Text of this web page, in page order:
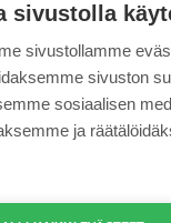
Tilaa
sivustolla
sivustollamme
sivuston
sosiaalisen
ja